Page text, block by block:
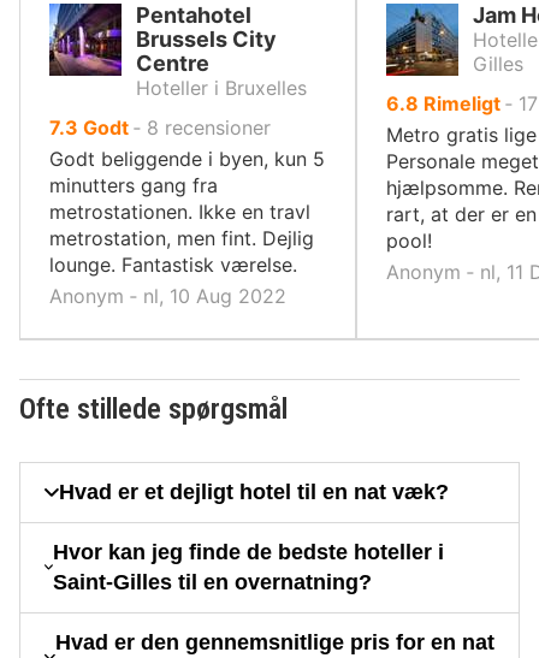
Pentahotel
Brussels City
Centre
Hoteller i Bruxelles
7.3 ud
af
10,
Godt ‐ 8 recensioner
Godt beliggende i byen, kun 5
minutters gang fra
metrostationen. Ikke en travl
metrostation, men fint. Dejlig
lounge. Fantastisk værelse.
Anonym ‐ nl, 10 Aug 2022
Jam
Gilles
6.8 ud
af
10,
Rimeligt ‐ 17
Metro gratis
Personale
hjælpsomme.
rart, at der er
pool!
Anonym ‐ nl, 11
Ofte stillede spørgsmål
Hvad er et dejligt hotel til en nat væk?
Hvor kan jeg finde de bedste hoteller i
Saint-Gilles til en overnatning?
Hvad er den gennemsnitlige pris for en nat